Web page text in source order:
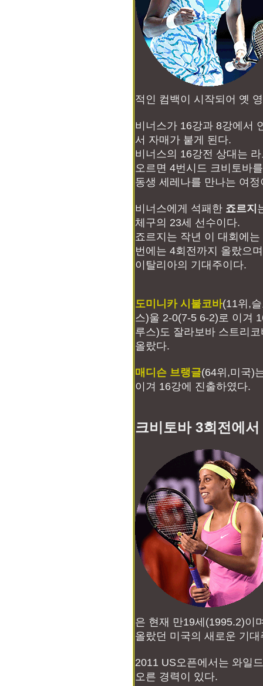
적인 컴백이 시작되어 옛
비너스가 16강과 8강에서
서 자매가 붙게 된다.
비너스의 16강전 상대는
오르면 4번시드 크비토바
동생 세레나를 만나는 여
비너스에게 석패한 죠르지
체구의 23세 선수이다.
죠르지는 작년 이 대회에
번에는 4회전까지 올랐으
이탈리아의 기대주이다.
도미니카 시불코바(11위,
스)울 2-0(7-5 6-2)로 이겨
루스)도 잘라보바 스트리
올랐다.
매디슨 브랭글(64위,미국)
이겨 16강에 진출하였다.
크비토바 3회전에
은 현재 만19세(1995.2)이
올랐던 미국의 새로운 기대
2011 US오픈에서는 와일
오른 경력이 있다.